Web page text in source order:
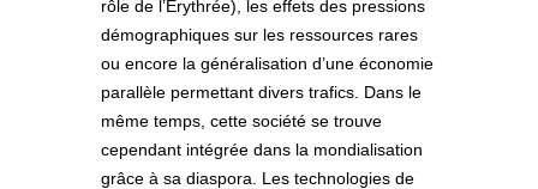
rôle de l’Érythrée), les effets des pressions
démographiques sur les ressources rares
ou encore la généralisation d’une économie
parallèle permettant divers trafics. Dans le
même temps, cette société se trouve
cependant intégrée dans la mondialisation
grâce à sa diaspora. Les technologies de